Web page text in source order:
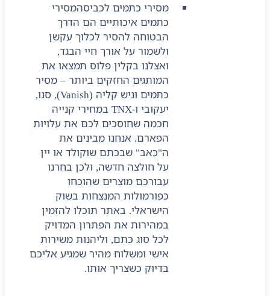
מסירי כתמים לכביסהמסירי
כתמים איכותיים הם הדרך
הבטוחה להסיר לכלוך עקשן
ולשמור על אורך חיי הבגד,
ואצלנו בקלין פלוס תמצאו את
המותגים החזקים ביותר – מסיר
כתמים וניש קליה (Vanish), סנו,
יעקובי ו-TNX במחירי קנייה
חכמה שחוסכים לכם את עלויות
הפארם. אנחנו מבינים את
ה"כאב" שבכתם שוקולד או יין
על חולצה חדשה, ולכן בחרנו
עבורכם מוצרים שהוכחו
כפורמולות המנצחות בשוק
הישראלי. באתר תוכלו להזמין
במהירות את הפתרון המדויק
לכל סוג כתם, וליהנות משירות
אישי ומשלוח מהיר שמגיע אליכם
בדיוק כשצריך אותו.